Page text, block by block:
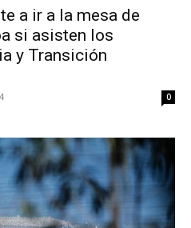
a ir a la mesa de
si asisten los
y Transición
0